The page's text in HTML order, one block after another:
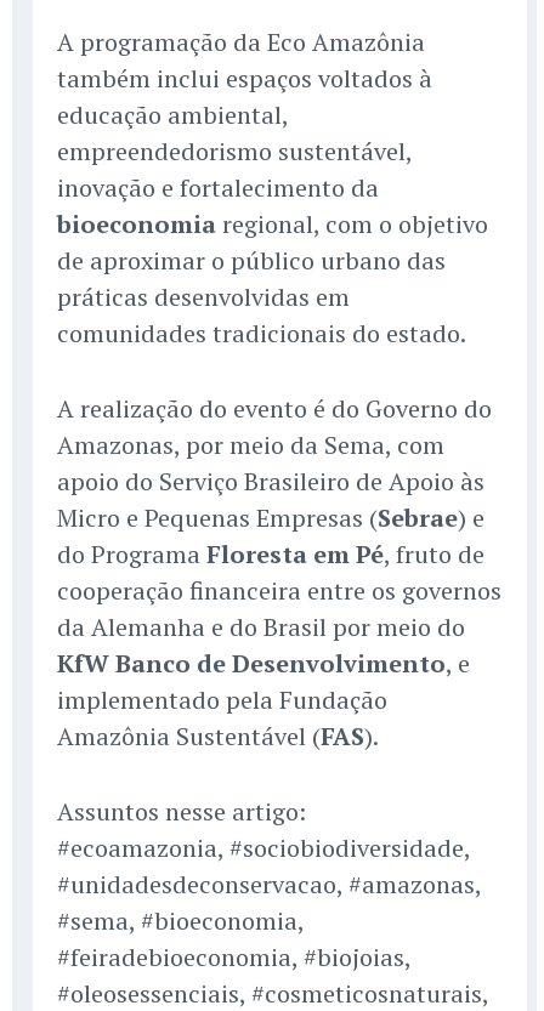
A programação da Eco Amazônia
também inclui espaços voltados à
educação ambiental,
empreendedorismo sustentável,
inovação e fortalecimento da
bioeconomiaregional, com o objetivo
de aproximar o público urbano das
práticas desenvolvidas em
comunidades tradicionais do estado.
A realização do evento é do Governo do
Amazonas, por meio da Sema, com
apoio do Serviço Brasileiro de Apoio às
Micro e Pequenas Empresas (Sebrae) e
do Programa Floresta em Pé, fruto de
cooperação financeira entre os governos
da Alemanha e do Brasil por meio do
KfW Banco de Desenvolvimento, e
implementado pela Fundação
Amazônia Sustentável (FAS).
Assuntos nesse artigo:
#ecoamazonia, #sociobiodiversidade,
#unidadesdeconservacao, #amazonas,
#sema, #bioeconomia,
#feiradebioeconomia, #biojoias,
#oleosessenciais, #cosmeticosnaturais,